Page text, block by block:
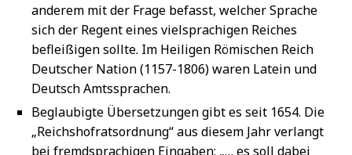
anderem mit der Frage befasst, welcher Sprache
sich der Regent eines vielsprachigen Reiches
befleißigen sollte. Im Heiligen Römischen Reich
Deutscher Nation (1157-1806) waren Latein und
Deutsch Amtssprachen.
Beglaubigte Übersetzungen gibt es seit 1654. Die
„Reichshofratsordnung“ aus diesem Jahr verlangt
bei fremdsprachigen Eingaben: „… es soll dabei